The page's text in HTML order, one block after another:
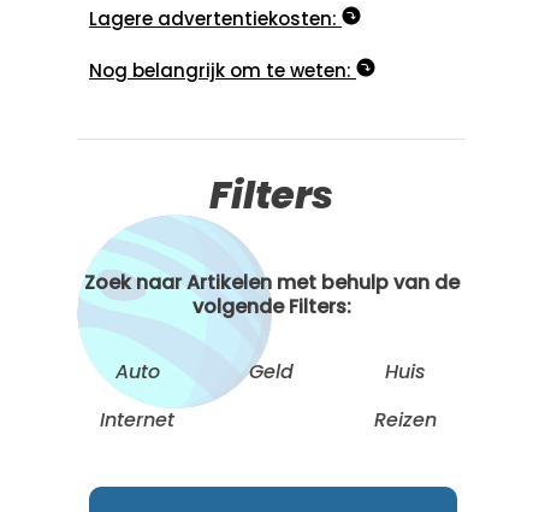
Lagere advertentiekosten:
Nog belangrijk om te weten:
Filters
Zoek naar Artikelen met behulp van de
volgende Filters:
Auto Geld
Huis
Internet
Reizen